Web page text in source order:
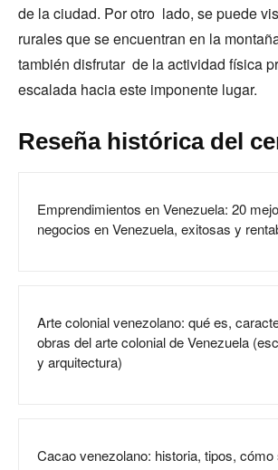
de la ciudad. Por otro lado, se puede
rurales que se encuentran en la
también disfrutar de la actividad física
escalada hacia este imponente lugar.
Reseña histórica del
Emprendimientos en Venezuela: 20
negocios en Venezuela, exitosas y
Arte colonial venezolano: qué es,
obras del arte colonial de Venezuela
y arquitectura)
Cacao venezolano: historia, tipos,